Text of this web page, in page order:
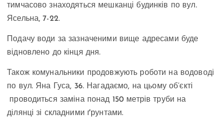
тимчасово знаходяться мешканці будинків по вул.
Ясельна, 7-22.
Подачу води за зазначеними вище адресами буде
відновлено до кінця дня.
Також комунальники продовжують роботи на водоводі
по вул. Яна Гуса, 36. Нагадаємо, на цьому об’єкті
проводиться заміна понад 150 метрів труби на
ділянці зі складними ґрунтами.